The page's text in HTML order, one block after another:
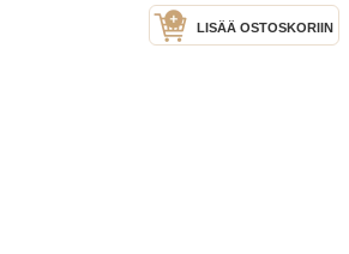
LISÄÄ OSTOSKORIIN